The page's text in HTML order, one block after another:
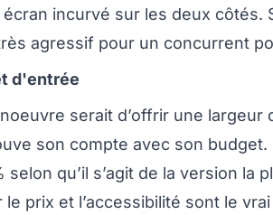
incurvé sur les deux côtés.
agressif pour un concurrent
d'entrée
serait d’offrir une
son compte avec son
selon qu’il s’agit de la version la
le prix et l’accessibilité sont le